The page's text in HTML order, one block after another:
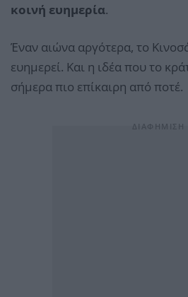
κοινή ευημερία.
Έναν αιώνα αργότερα, το
ευημερεί. Και η ιδέα που το
σήμερα πιο επίκαιρη από ποτέ.